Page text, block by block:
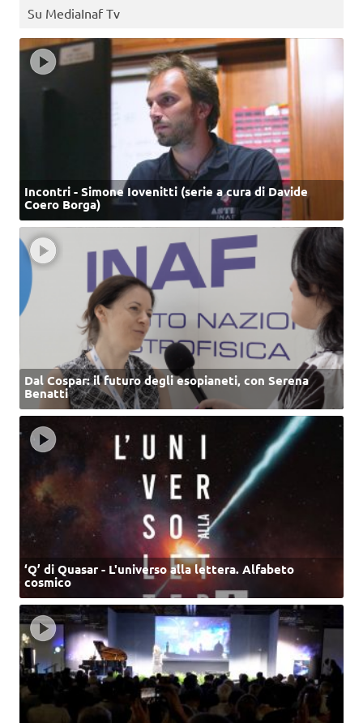
Su MediaInaf Tv
Incontri - Simone Iovenitti (serie a cura di Davide
Coero Borga)
Dal Cospar: il futuro degli esopianeti, con Serena
Benatti
‘Q’ di Quasar - L'universo alla lettera. Alfabeto
cosmico